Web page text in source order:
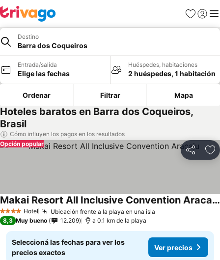
Favoritos
Iniciar
Destino
Barra dos Coqueiros
Entrada/salida
Elige las fechas
Huéspedes, habitaciones
2 huéspedes, 1 habitación
Ordenar Filtrar Mapa
Hoteles baratos en Barra dos Coqueiros,
Brasil
Cómo influyen los pagos en los resultados
Compartir
Opción popular
4 EstrellasHotel Ubicación frente a la playa en una isla
Makai Resort All Inclusive Convention Aracaju
8,3 Muy bueno 12.209 a 0.1 km de la playa
Seleccioná las fechas para ver los
precios exactos
Ver precios